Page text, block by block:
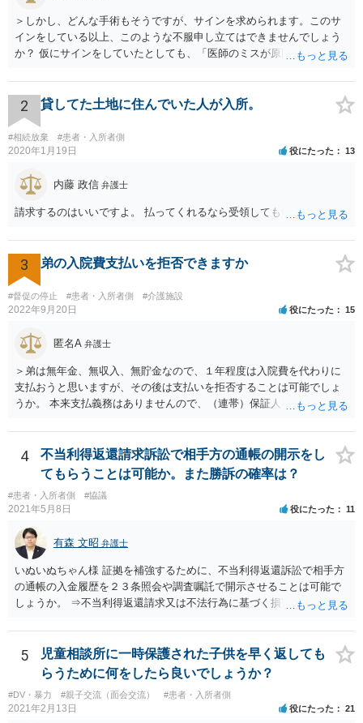
＞しかし、どんな手術もそうですが、サインを求められます。このサ
インをしている以上、このような不服申し立てはできませんでしょう
か？ 仮にサインをしていたとしても、「医師のミスが原因で老眼がひ
眼が悪化することがあるにもかかわらず、全く説明されなかったよう
な場合」には、請求することは可能です。
2 貸してた土地に住んでいた人が入所。
#相続放棄 #患者・入所者側
2020年1月19日 役にたった 13
内藤 政信 弁護士
請求するのはいいですよ。 払ってくれるなら受領してもいいですよ。
3 弟の入院費支払いを拒否できますか
#督促の停止 #患者・入所者側 #介護施設
2022年9月20日 役にたった 15
匿名A 弁護士
＞弟は無年金、無収入、無貯金なので、１年程度は入院費を代わりに
支払おうと思いますが、その後は支払いを拒否することは可能でしょ
うか。 本来支払義務はありませんので、（連帯）保証人などにならな
4
不当利得返還請求訴訟で相手方の通帳の開示をし
てもらうことは可能か。また勝訴の確率は？
#患者・入所者側 #協議
2021年5月8日 役にたった 11
有森 文昭 弁護士
いぬいぬちゃん様 証拠を補強するために、不当利得返還訴訟で相手方
の通帳の入金履歴を２３条照会や調査嘱託で開示させることは可能で
しょうか。 ⇒不当利得返還請求又は不法行為に基づく損害賠償請求の
等を行うことは十分考えられます。もっとも、網羅的な探索的調査と
なることを裁判所は忌避しますので、具体的な期間等を特定して行う
必要があります。 不正引き出しと入金の金額と日付がすべて一致して
いた場合勝訴の確率はどのくらいでしょうか。 ⇒誠に恐縮ですが、勝
訴の確率をこの場でお伝えすることはできませんので、個別に依頼し
た弁護士にご相談いただき、ご質問ください。 一般的な回答となり恐
5
児童相談所に一時保護された子供を早く返しても
らうために何をしたら良いでしょうか？
#DV・暴力 #親子交流（面会交流） #患者・入所者側
2021年2月13日 役にたった 21